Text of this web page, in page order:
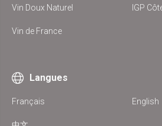
Vin Doux Naturel IGP
Vin de France
Langues
Français English